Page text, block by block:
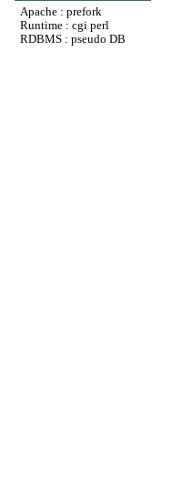
Apache : prefork
Runtime : cgi perl
RDBMS : pseudo DB